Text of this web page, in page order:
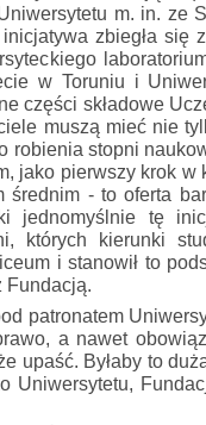
m. in. ze
zbiegła się
w Toruniu i
części składowe
muszą mieć nie
robienia stopni
jako pierwszy krok w
średnim - to oferta
jednomyślnie tę
których kierunki
i stanowił to
Fundacją.
patronatem
a nawet
upaść. Byłaby to
Uniwersytetu,